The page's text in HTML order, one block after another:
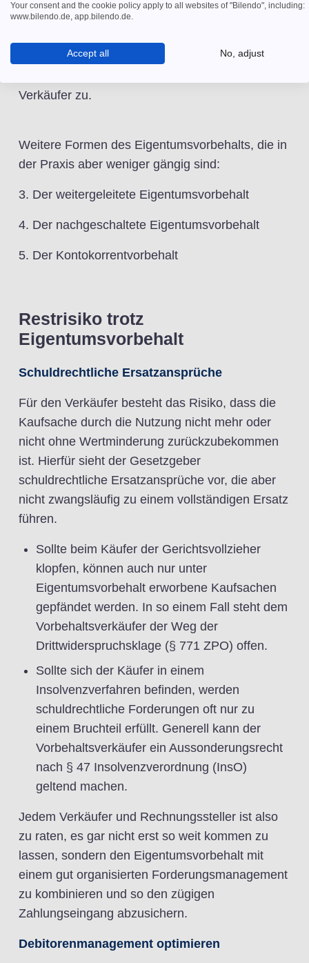
Rohstoffe wie Holz oder Gold, um daraus etwas
auf das daraus Hergestellte (Möbel oder
Verkäufer zu.
Weitere Formen des Eigentumsvorbehalts, die in
der Praxis aber weniger gängig sind:
3. Der weitergeleitete Eigentumsvorbehalt
4. Der nachgeschaltete Eigentumsvorbehalt
5. Der Kontokorrentvorbehalt
Restrisiko trotz
Eigentumsvorbehalt
Schuldrechtliche Ersatzansprüche
Für den Verkäufer besteht das Risiko, dass die
Kaufsache durch die Nutzung nicht mehr oder
nicht ohne Wertminderung zurückzubekommen
ist. Hierfür sieht der Gesetzgeber
schuldrechtliche Ersatzansprüche vor, die aber
nicht zwangsläufig zu einem vollständigen Ersatz
führen.
Sollte beim Käufer der Gerichtsvollzieher
klopfen, können auch nur unter
Eigentumsvorbehalt erworbene Kaufsachen
gepfändet werden. In so einem Fall steht dem
Vorbehaltsverkäufer der Weg der
Drittwiderspruchsklage (§ 771 ZPO) offen.
Sollte sich der Käufer in einem
Insolvenzverfahren befinden, werden
schuldrechtliche Forderungen oft nur zu
einem Bruchteil erfüllt. Generell kann der
Vorbehaltsverkäufer ein Aussonderungsrecht
nach § 47 Insolvenzverordnung (InsO)
geltend machen.
Jedem Verkäufer und Rechnungssteller ist also
zu raten, es gar nicht erst so weit kommen zu
lassen, sondern den Eigentumsvorbehalt mit
einem gut organisierten Forderungsmanagement
zu kombinieren und so den zügigen
Zahlungseingang abzusichern.
Debitorenmanagement optimieren
Your consent and the cookie policy apply to all websites of "Bilendo", including:
www.bilendo.de, app.bilendo.de.
Accept all No, adjust